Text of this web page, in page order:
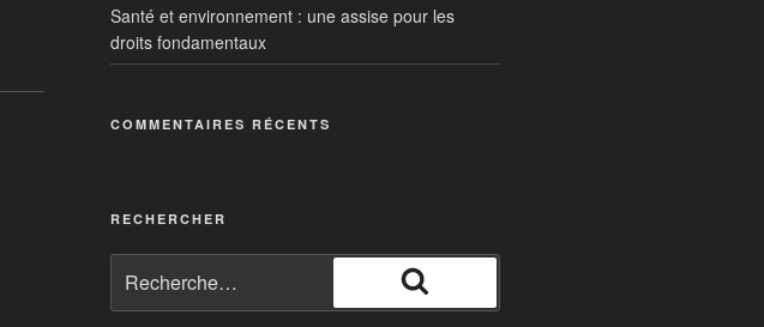
Santé et environnement : une assise pour les
droits fondamentaux
COMMENTAIRES RÉCENTS
RECHERCHER